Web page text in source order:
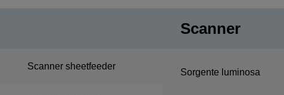
Scanner sheetfeeder
Scanner
Sorgente luminosa